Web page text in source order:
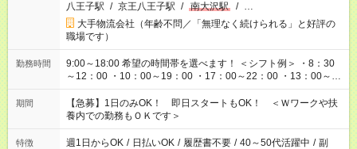
八王子駅 / 京王八王子駅 / 南大沢駅 / …
大手物流会社（年齢不問／「無理なく続けられる」と好評の
職場です）
勤務時間
9:00～18:00 希望の時間帯を選べます！ ＜シフト例＞ ・8：30
～12：00 ・10：00～19：00 ・17：00～22：00 ・13：00～
22：00 ・22：00～翌6：00 など
期間
【急募】1日のみOK！ 即日スタートもOK！ ＜Ｗワークや扶
養内での勤務もＯＫです＞
特徴 週1日からOK / 日払いOK / 履歴書不要 / 40～50代活躍中 / 副